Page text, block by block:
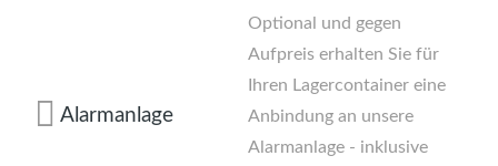
Alarmanlage
Optional und gegen
Aufpreis erhalten Sie für
Ihren Lagercontainer eine
Anbindung an unsere
Alarmanlage - inklusive